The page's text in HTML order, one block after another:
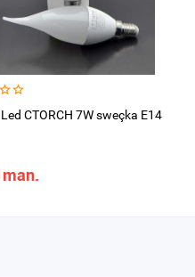
CTORCH 7W sweçka E14